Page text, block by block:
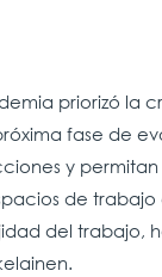
priorizó la
fase de
y
de
del trabajo,